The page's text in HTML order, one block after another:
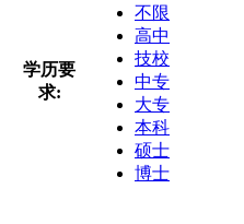
学历要
求:
不限
高中
技校
中专
大专
本科
硕士
博士